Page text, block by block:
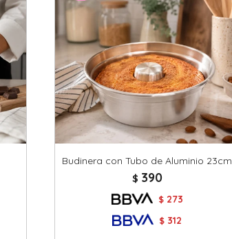
Budinera con Tubo de Aluminio 23cm
$ 390
$ 273
$ 312